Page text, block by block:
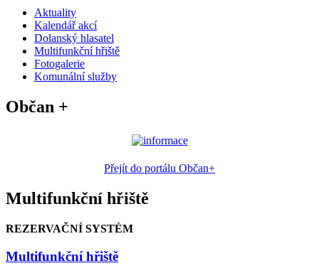
Aktuality
Kalendář akcí
Dolanský hlasatel
Multifunkční hřiště
Fotogalerie
Komunální služby
Občan +
Přejít do portálu Občan+
Multifunkční hřiště
REZERVAČNÍ SYSTÉM
Multifunkční hřiště